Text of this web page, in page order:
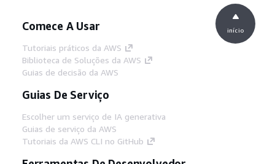
Comece A Usar
Tutoriais práticos da AWS
Biblioteca de Soluções da AWS
Guias de decisão da AWS
Guias De Serviço
Escolher um serviço de IA generativa
Guias de serviço da AWS
Tutoriais da AWS CLI no GitHub
início